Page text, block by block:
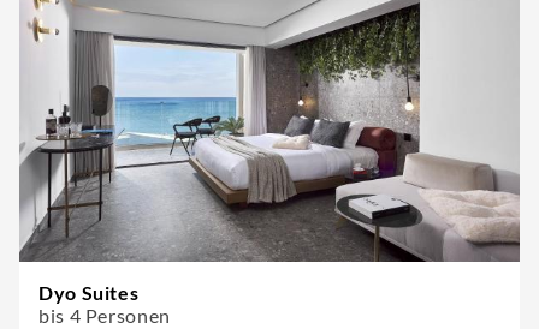
Dyo Suites
bis 4 Personen